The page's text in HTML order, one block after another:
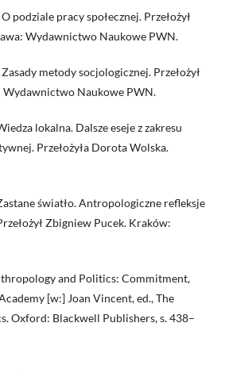
podziale pracy społecznej. Przełożył
Wydawnictwo Naukowe PWN.
metody socjologicznej. Przełożył
Wydawnictwo Naukowe PWN.
lokalna. Dalsze eseje z zakresu
Przełożyła Dorota Wolska.
światło. Antropologiczne refleksje
Zbigniew Pucek. Kraków:
and Politics: Commitment,
[w:] Joan Vincent, ed., The
Oxford: Blackwell Publishers, s. 438–